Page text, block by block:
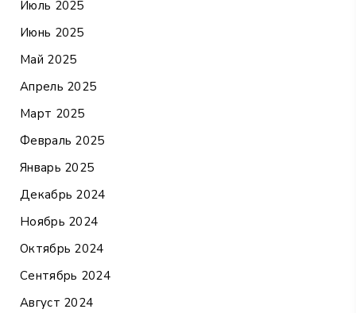
Июль 2025
Июнь 2025
Май 2025
Апрель 2025
Март 2025
Февраль 2025
Январь 2025
Декабрь 2024
Ноябрь 2024
Октябрь 2024
Сентябрь 2024
Август 2024